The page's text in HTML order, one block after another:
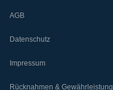
AGB
Datenschutz
Impressum
Rücknahmen & Gewährleistung